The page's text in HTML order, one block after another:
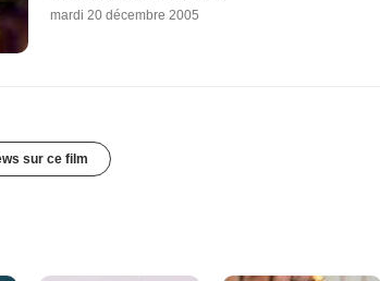
mardi 20 décembre 2005
sur ce film